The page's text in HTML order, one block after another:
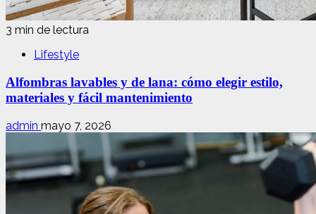
3 min de lectura
Lifestyle
Alfombras lavables y de lana: cómo elegir estilo,
materiales y fácil mantenimiento
admin mayo 7, 2026